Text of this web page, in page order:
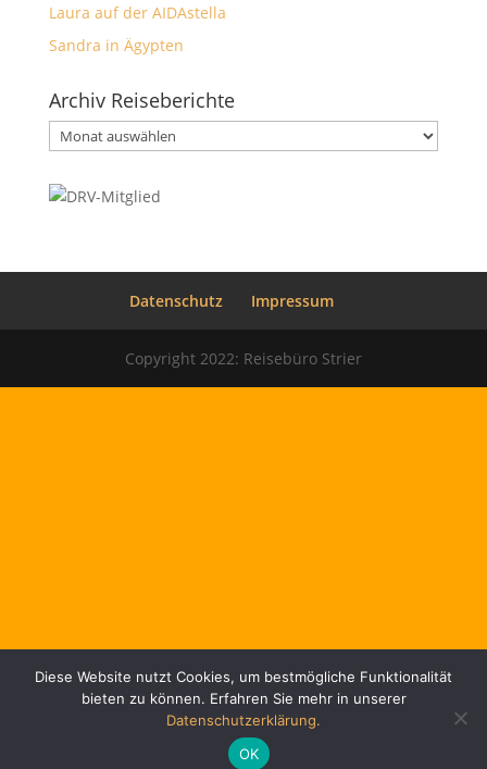
Laura auf der AIDAstella
Sandra in Ägypten
Archiv Reiseberichte
Archiv
Reiseberichte
Datenschutz Impressum
Copyright 2022: Reisebüro Strier
Diese Website nutzt Cookies, um bestmögliche Funktionalität
bieten zu können. Erfahren Sie mehr in unserer
Datenschutzerklärung.
OK